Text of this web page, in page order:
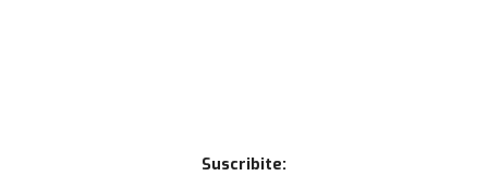
Suscribite: